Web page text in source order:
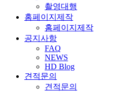
촬영대행
홈페이지제작
홈페이지제작
공지사항
FAQ
NEWS
HD Blog
견적문의
견적문의